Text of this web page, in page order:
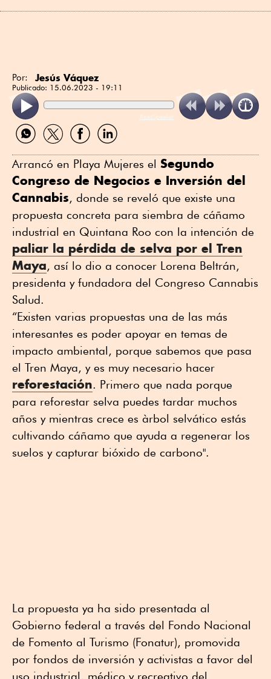
Por: Jesús Váquez
Publicado: 15.06.2023 - 19:11
ReadSpeaker
Compartir
por
Compartir
por
Compartir
por
Compartir
por
Arrancó en Playa Mujeres el Segundo
Congreso de Negocios e Inversión del
Cannabis, donde se reveló que existe una
propuesta concreta para siembra de cáñamo
industrial en Quintana Roo con la intención de
paliar la pérdida de selva por el Tren
Maya, así lo dio a conocer Lorena Beltrán,
presidenta y fundadora del Congreso Cannabis
Salud.
“Existen varias propuestas una de las más
interesantes es poder apoyar en temas de
impacto ambiental, porque sabemos que pasa
el Tren Maya, y es muy necesario hacer
reforestación. Primero que nada porque
para reforestar selva puedes tardar muchos
años y mientras crece es àrbol selvático estás
cultivando cáñamo que ayuda a regenerar los
suelos y capturar bióxido de carbono".
La propuesta ya ha sido presentada al
Gobierno federal a través del Fondo Nacional
de Fomento al Turismo (Fonatur), promovida
por fondos de inversión y activistas a favor del
uso industrial, médico y recreativo del